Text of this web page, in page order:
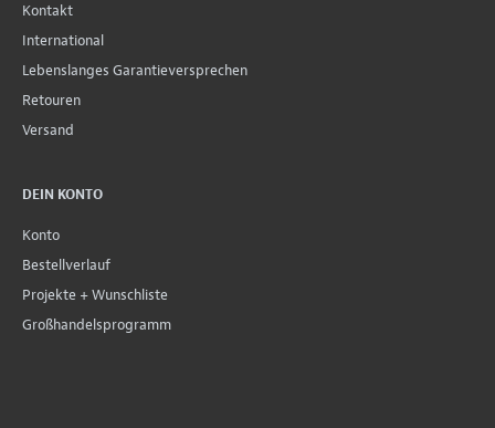
Kontakt
International
Lebenslanges Garantieversprechen
Retouren
Versand
DEIN KONTO
Konto
Bestellverlauf
Projekte + Wunschliste
Großhandelsprogramm